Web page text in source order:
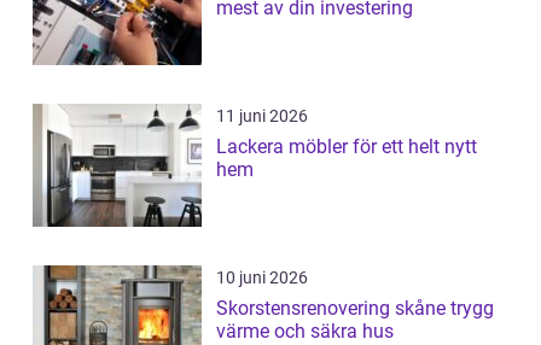
mest av din investering
11 juni 2026
Lackera möbler för ett helt nytt
hem
10 juni 2026
Skorstensrenovering skåne trygg
värme och säkra hus